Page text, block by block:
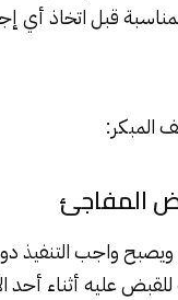
قبل اتخاذ أي
المبكر:
المفاجئ
واجب التنفيذ
عليه أثناء أحد